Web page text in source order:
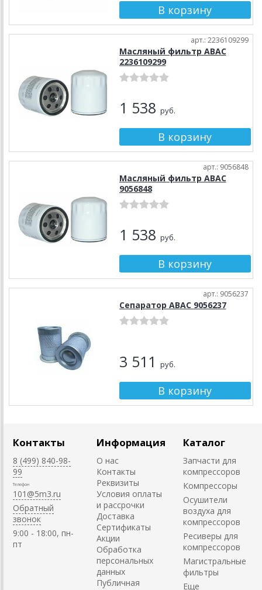
арт.: 2236109299
Масляный фильтр ABAC
2236109299
1 538 руб.
арт.: 9056848
Масляный фильтр ABAC
9056848
1 538 руб.
арт.: 9056237
Сепаратор ABAC 9056237
3 511 руб.
Контакты
8 (499) 840-98-
99
Телефон
101@5m3.ru
Обратный
звонок
9:00 - 18:00, пн-
пт
Информация
О нас
Контакты
Реквизиты
Условия оплаты
и рассрочки
Доставка
Сертификаты
Акции
Обработка
персональных
данных
Публичная
Каталог
Запчасти для
компрессоров
Компрессоры
Осушители
воздуха для
компрессоров
Ресиверы для
компрессоров
Магистральные
фильтры